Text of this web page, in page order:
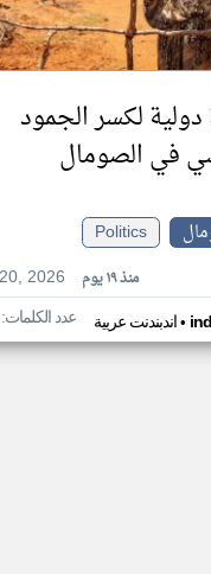
دولية لكسر الجمود
في الصومال
Politics
2026
منذ ١٩ يوم
اندبندنت عربية• عدد الكلمات: ٩٤٩